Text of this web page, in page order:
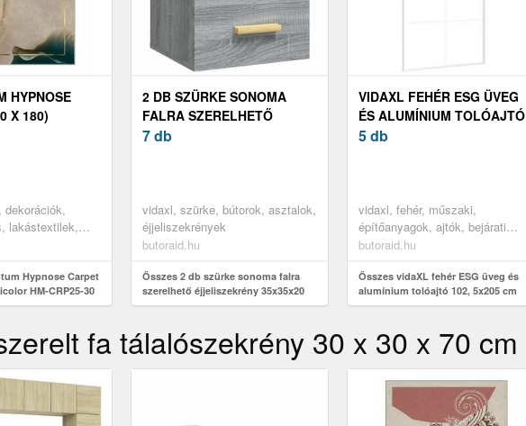
HYPNOSE
X 180)
HM-CRP25-30
dekorációk,
lakástextilek,
Hypnose Carpet
HM-CRP25-30
2 DB SZÜRKE SONOMA
FALRA SZERELHETŐ
ÉJJELISZEKRÉNY 35X35X20
7 db
vidaxl, szürke, bútorok, asztalok,
éjjeliszekrények
butoraid.hu
Összes 2 db szürke sonoma falra
szerelhető éjjeliszekrény 35x35x20
cm
VIDAXL FEHÉR ESG ÜVEG
ÉS ALUMÍNIUM TOLÓAJTÓ
102, 5X205 CM
5 db
vidaxl, fehér, műszaki,
építőanyagok, ajtók, bejárati
ajtók
butoraid.hu
Összes vidaXL fehér ESG üveg és
alumínium tolóajtó 102, 5x205 cm
fa tálalószekrény 30 x 30 x 70 cm